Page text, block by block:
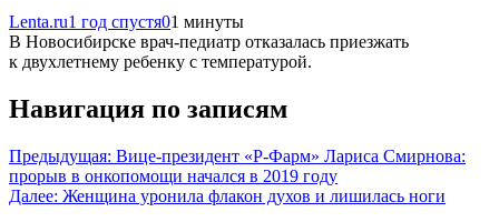
Lenta.ru1 год спустя01 минуты
В Новосибирске врач-педиатр отказалась приезжать
к двухлетнему ребенку с температурой.
Навигация по записям
Предыдущая: Вице-президент «Р-Фарм» Лариса Смирнова:
прорыв в онкопомощи начался в 2019 году
Далее: Женщина уронила флакон духов и лишилась ноги